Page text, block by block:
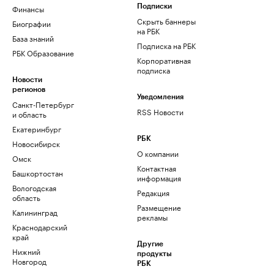
Финансы
Биографии
База знаний
РБК Образование
Новости
регионов
Санкт-Петербург
и область
Екатеринбург
Новосибирск
Омск
Башкортостан
Вологодская
область
Калининград
Краснодарский
край
Нижний
Новгород
Подписки
Скрыть баннеры
на РБК
Подписка на РБК
Корпоративная
подписка
Уведомления
RSS Новости
РБК
О компании
Контактная
информация
Редакция
Размещение
рекламы
Другие
продукты
РБК